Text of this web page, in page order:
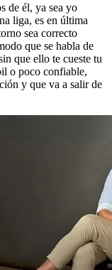
de él, ya sea yo
liga, es en última
sea correcto
que se habla de
que ello te cueste tu
o poco confiable,
y que va a salir de